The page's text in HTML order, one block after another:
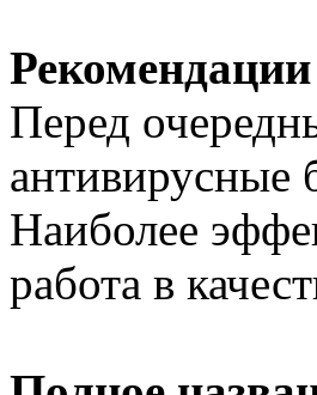
Перед
антивирусные
Наиболее
работа в